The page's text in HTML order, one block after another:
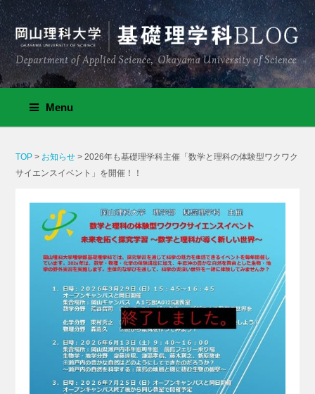
Menu
TOP > お知らせ >2026年も基礎理学科主催「数学と理科の体験型ワクワク
サイエンスイベント」を開催！！